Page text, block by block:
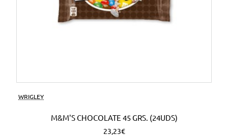
WRIGLEY
M&M'S CHOCOLATE 45 GRS. (24UDS)
23,23€